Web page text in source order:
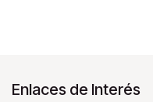
Enlaces de Interés